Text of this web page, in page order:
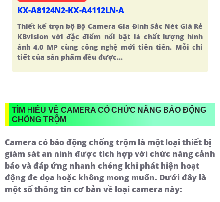
KX-A8124N2-KX-A4112LN-A
Thiết kế trọn bộ Bộ Camera Gia Đình Sắc Nét Giá Rẻ
KBvision với đặc điểm nổi bật là chất lượng hình
ảnh 4.0 MP cùng công nghệ mới tiên tiến. Mỗi chi
tiết của sản phẩm đều được...
TÌM HIỂU VỀ CAMERA CÓ CHỨC NĂNG BÁO ĐỘNG
CHỐNG TRỘM
Camera có báo động chống trộm là một loại thiết bị
giám sát an ninh được tích hợp với chức năng cảnh
báo và đáp ứng nhanh chóng khi phát hiện hoạt
động đe dọa hoặc không mong muốn. Dưới đây là
một số thông tin cơ bản về loại camera này: